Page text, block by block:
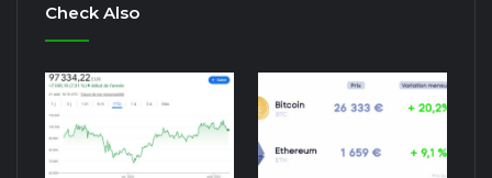
Check Also